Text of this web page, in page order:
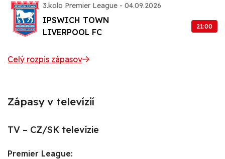
3.kolo Premier League - 04.09.2026
IPSWICH TOWN
LIVERPOOL FC
21:00
Celý rozpis zápasov
Zápasy v televízií
TV – CZ/SK televízie
Premier League: